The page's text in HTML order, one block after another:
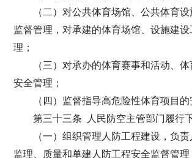
（二）对公共体育场馆、公共体育
监督管理，对承建的体育场馆、设施建
理；
（三）对承办的体育赛事和活动、
安全管理；
（四）监督指导高危险性体育项目的
第三十三条 人民防空主管部门履行
（一）组织管理人防工程建设，负责
监理、质量和单建人防工程安全监督管理